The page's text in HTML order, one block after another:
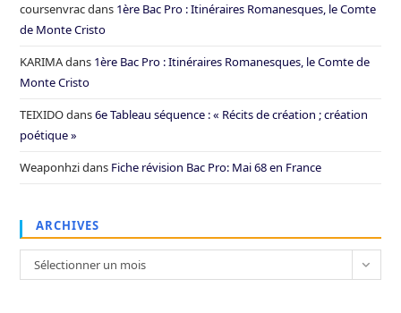
coursenvracdans 1ère Bac Pro : Itinéraires Romanesques, le Comte
de Monte Cristo
KARIMAdans 1ère Bac Pro : Itinéraires Romanesques, le Comte de
Monte Cristo
TEIXIDOdans6e Tableau séquence : « Récits de création ; création
poétique »
Weaponhzidans Fiche révision Bac Pro: Mai 68 en France
ARCHIVES
Archives
Sélectionner un mois